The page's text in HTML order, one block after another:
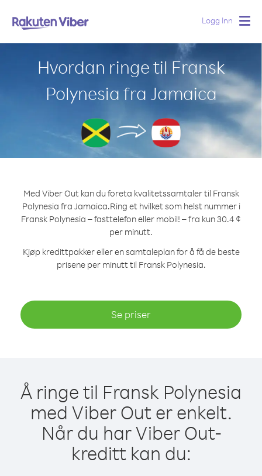
Logg Inn
Hvordan ringe til Fransk
Polynesia fra Jamaica
Med Viber Out kan du foreta kvalitetssamtaler til Fransk
Polynesia fra Jamaica.Ring et hvilket som helst nummer i
Fransk Polynesia – fasttelefon eller mobil! – fra kun 30.4 ¢
per minutt.
Kjøp kredittpakker eller en samtaleplan for å få de beste
prisene per minutt til Fransk Polynesia.
Se priser
Å ringe til Fransk Polynesia
med Viber Out er enkelt.
Når du har Viber Out-
kreditt kan du: